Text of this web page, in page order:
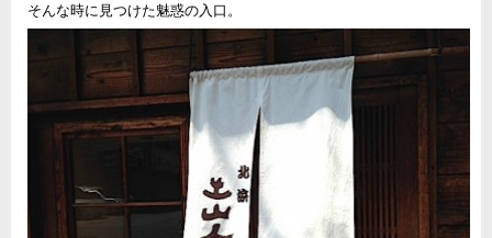
そんな時に見つけた魅惑の入口。